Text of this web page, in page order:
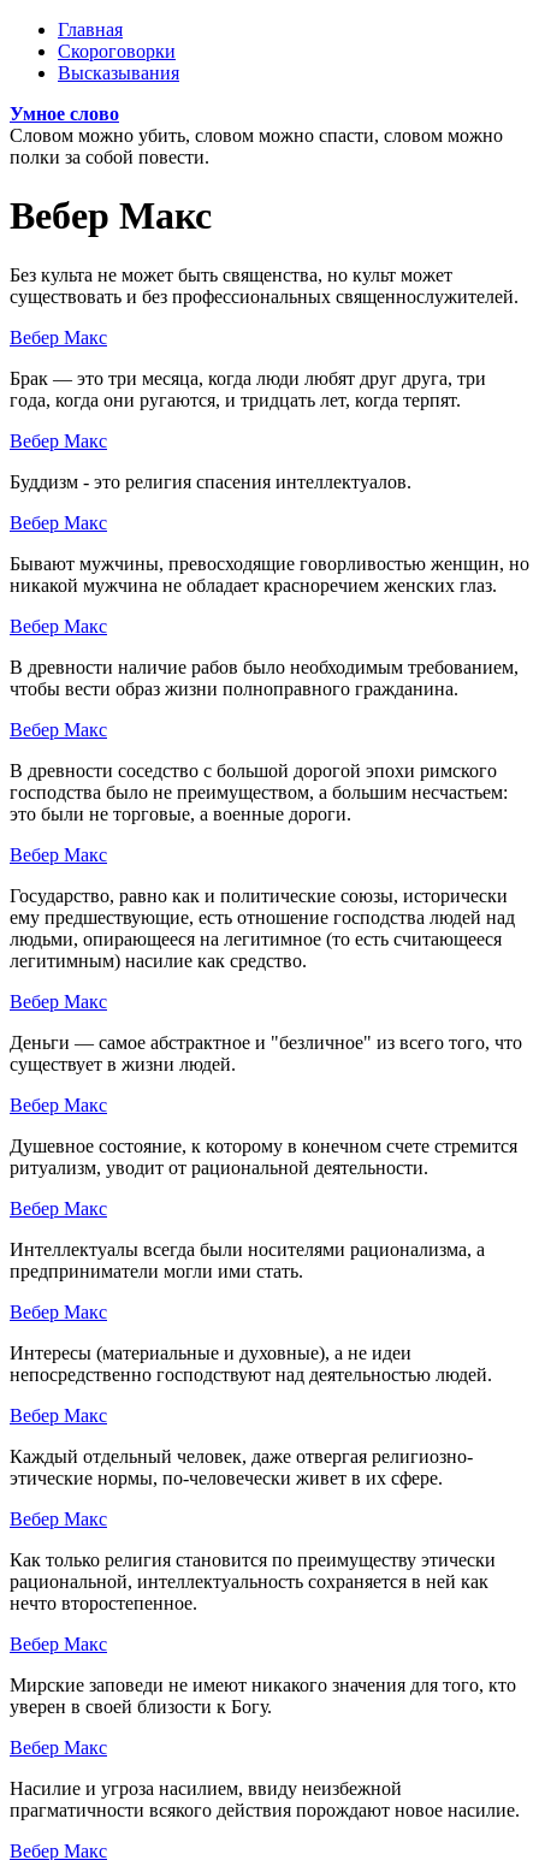
Перейти к основному содержанию
Главное меню
Главная
Скороговорки
Высказывания
Умное слово
Словом можно убить, словом можно спасти, словом можно
полки за собой повести.
Вебер Макс
Без культа не может быть священства, но культ может
существовать и без профессиональных священнослужителей.
Вебер Макс
Брак — это три месяца, когда люди любят друг друга, три
года, когда они ругаются, и тридцать лет, когда терпят.
Вебер Макс
Буддизм - это религия спасения интеллектуалов.
Вебер Макс
Бывают мужчины, превосходящие говорливостью женщин, но
никакой мужчина не обладает красноречием женских глаз.
Вебер Макс
В древности наличие рабов было необходимым требованием,
чтобы вести образ жизни полноправного гражданина.
Вебер Макс
В древности соседство с большой дорогой эпохи римского
господства было не преимуществом, а большим несчастьем:
это были не торговые, а военные дороги.
Вебер Макс
Государство, равно как и политические союзы, исторически
ему предшествующие, есть отношение господства людей над
людьми, опирающееся на легитимное (то есть считающееся
легитимным) насилие как средство.
Вебер Макс
Деньги — самое абстрактное и "безличное" из всего того, что
существует в жизни людей.
Вебер Макс
Душевное состояние, к которому в конечном счете стремится
ритуализм, уводит от рациональной деятельности.
Вебер Макс
Интеллектуалы всегда были носителями рационализма, а
предприниматели могли ими стать.
Вебер Макс
Интересы (материальные и духовные), а не идеи
непосредственно господствуют над деятельностью людей.
Вебер Макс
Каждый отдельный человек, даже отвергая религиозно-
этические нормы, по-человечески живет в их сфере.
Вебер Макс
Как только религия становится по преимуществу этически
рациональной, интеллектуальность сохраняется в ней как
нечто второстепенное.
Вебер Макс
Мирские заповеди не имеют никакого значения для того, кто
уверен в своей близости к Богу.
Вебер Макс
Насилие и угроза насилием, ввиду неизбежной
прагматичности всякого действия порождают новое насилие.
Вебер Макс